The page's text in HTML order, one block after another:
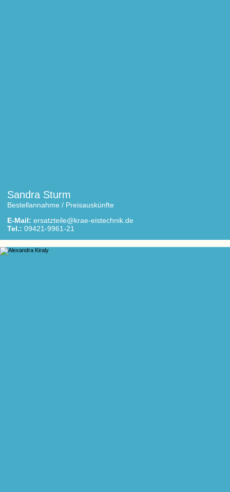
Sandra Sturm
Bestellannahme / Preisauskünfte
E-Mail: ersatzteile@krae-eistechnik.de
Tel.: 09421-9961-21